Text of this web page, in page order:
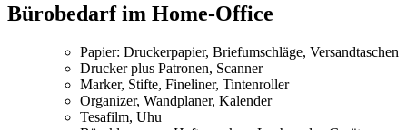
Bürobedarf im Home-Office
Papier: Druckerpapier, Briefumschläge, Versandtaschen
Drucker plus Patronen, Scanner
Marker, Stifte, Fineliner, Tintenroller
Organizer, Wandplaner, Kalender
Tesafilm, Uhu